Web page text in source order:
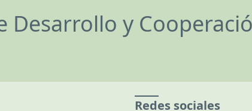
y
Redes sociales